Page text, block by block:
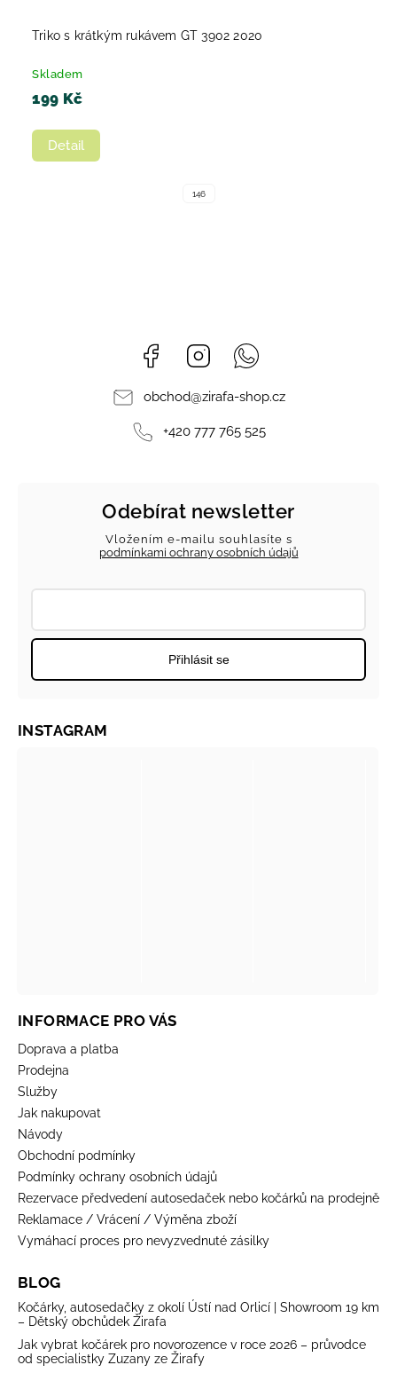
Triko s krátkým rukávem GT 3902 2020
Skladem
199 Kč
Detail
146
Facebook Instagram
obchod@zirafa-shop.cz
+420 777 765 525
Odebírat newsletter
Vložením e-mailu souhlasíte s
podmínkami ochrany osobních údajů
Přihlásit se
INFORMACE PRO VÁS
Doprava a platba
Prodejna
Služby
Jak nakupovat
Návody
Obchodní podmínky
Podmínky ochrany osobních údajů
Rezervace předvedení autosedaček nebo kočárků na prodejně
Reklamace / Vrácení / Výměna zboží
Vymáhací proces pro nevyzvednuté zásilky
BLOG
Kočárky, autosedačky z okolí Ústí nad Orlicí | Showroom 19 km
– Dětský obchůdek Žirafa
Jak vybrat kočárek pro novorozence v roce 2026 – průvodce
od specialistky Zuzany ze Žirafy
INSTAGRAM